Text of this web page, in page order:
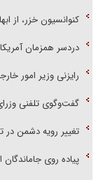
کنوانسیون خزر، از
دردسر همزمان
رایزنی وزیر امور
گفت‌وگوی تلفنی
تغییر رویه دشمن در
پیاده روی